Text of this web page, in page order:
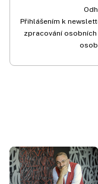
Přihlášením k
zpracování